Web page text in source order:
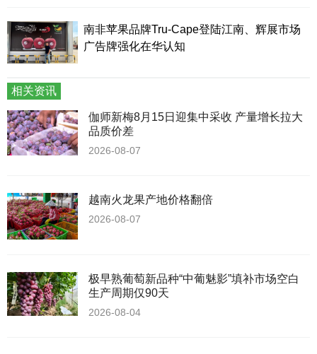
南非苹果品牌Tru-Cape登陆江南、辉展市场
广告牌强化在华认知
相关资讯
伽师新梅8月15日迎集中采收 产量增长拉大
品质价差
2026-08-07
越南火龙果产地价格翻倍
2026-08-07
极早熟葡萄新品种“中葡魅影”填补市场空白
生产周期仅90天
2026-08-04